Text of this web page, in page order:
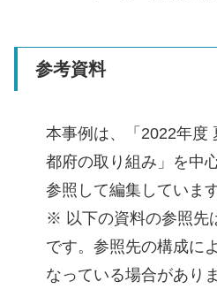
参考資料
本事例は、「2022年
都府の取り組み」を中
参照して編集しています
※ 以下の資料の参照先
です。参照先の構成に
なっている場合があり